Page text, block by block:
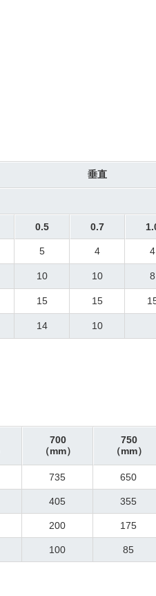
垂直
0.5 0.7
5 4 4
10 10 8
15 15
14 10
700
（mm）
750
（mm）
735 650
405 355
200 175
100 85